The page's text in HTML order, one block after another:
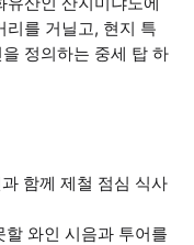
리를 거닐고, 현지 특
정의하는 중세 탑 하
함께 제철 점심 식사
와인 시음과 투어를